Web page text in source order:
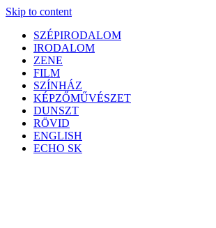
Skip to content
SZÉPIRODALOM
IRODALOM
ZENE
FILM
SZÍNHÁZ
KÉPZŐMŰVÉSZET
DUNSZT
RÖVID
ENGLISH
ECHO SK